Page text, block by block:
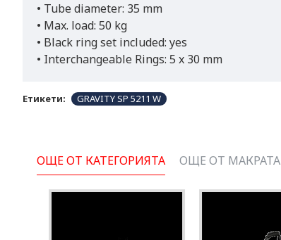
• Tube diameter: 35 mm
• Max. load: 50 kg
• Black ring set included: yes
• Interchangeable Rings: 5 x 30 mm
Етикети: GRAVITY SP 5211 W
ОЩЕ ОТ КАТЕГОРИЯТА ОЩЕ ОТ МАКРАТА